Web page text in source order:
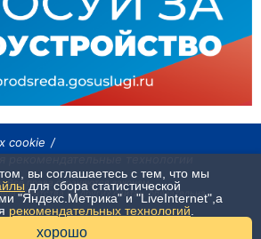
cookie
Все права охраняются законом.
агентства на других сайтах, обязательна
вы соглашаетесь с тем, что мы
для сбора статистической
"Яндекс.Метрика" и "LiveInternet",а
рекомендательных технологий
хорошо